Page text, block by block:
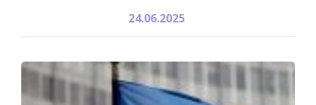
24.06.2025